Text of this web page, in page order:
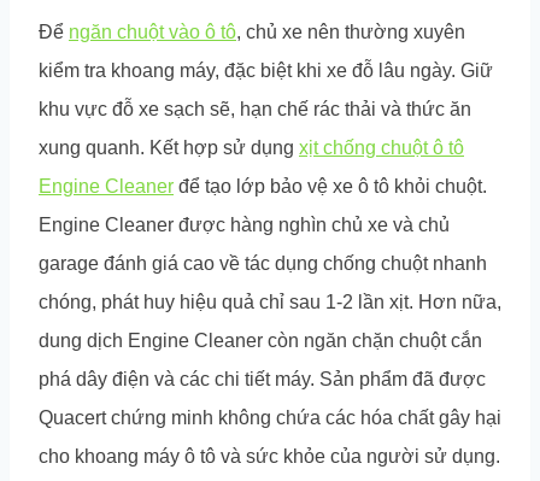
Để ngăn chuột vào ô tô, chủ xe nên thường xuyên
kiểm tra khoang máy, đặc biệt khi xe đỗ lâu ngày. Giữ
khu vực đỗ xe sạch sẽ, hạn chế rác thải và thức ăn
xung quanh. Kết hợp sử dụng xịt chống chuột ô tô
Engine Cleaner để tạo lớp bảo vệ xe ô tô khỏi chuột.
Engine Cleaner được hàng nghìn chủ xe và chủ
garage đánh giá cao về tác dụng chống chuột nhanh
chóng, phát huy hiệu quả chỉ sau 1-2 lần xịt. Hơn nữa,
dung dịch Engine Cleaner còn ngăn chặn chuột cắn
phá dây điện và các chi tiết máy. Sản phẩm đã được
Quacert chứng minh không chứa các hóa chất gây hại
cho khoang máy ô tô và sức khỏe của người sử dụng.